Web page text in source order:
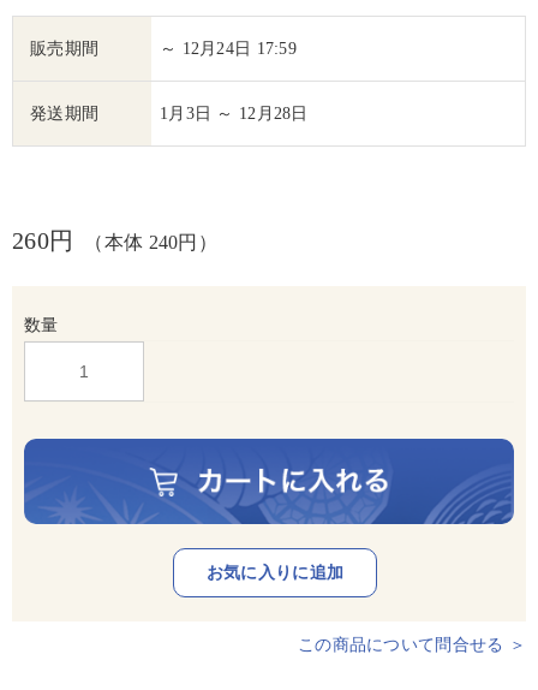
販売期間 ～ 12月24日 17:59
発送期間 1月3日 ～ 12月28日
260円 （本体 240円）
数量
この商品について問合せる ＞